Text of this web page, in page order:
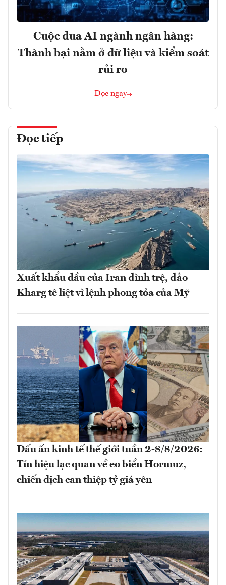
Cuộc đua AI ngành ngân hàng:
Thành bại nằm ở dữ liệu và kiểm soát
rủi ro
Đọc ngay
Đọc tiếp
Xuất khẩu dầu của Iran đình trệ, đảo
Kharg tê liệt vì lệnh phong tỏa của Mỹ
Dấu ấn kinh tế thế giới tuần 2-8/8/2026:
Tín hiệu lạc quan về eo biển Hormuz,
chiến dịch can thiệp tỷ giá yên